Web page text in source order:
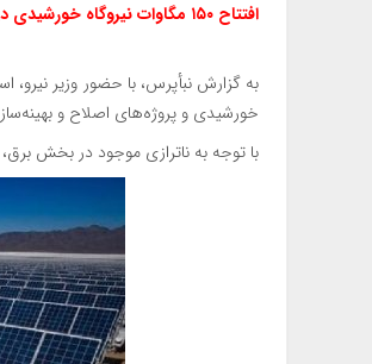
افتتاح ۱۵۰ مگاوات نیروگاه خورشیدی در ۸ استان
به گزارش نبأپرس، با حضور وزیر
خورشیدی و پروژه‌های اصلاح و
با توجه به ناترازی موجود در بخش